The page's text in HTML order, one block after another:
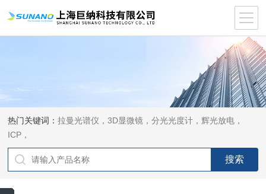
热门关键词：拉曼光谱仪，3D显微镜，分光光度计，辉光放电，
ICP，